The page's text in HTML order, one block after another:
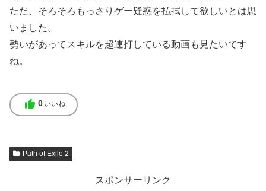
ただ、そろそろもっさりゲー疑惑を払拭して欲しいとは思
いました。
勢いがあってスキルを超連打している動画も見たいです
ね。
thumb_up 0 いいね
Path of Exile 2
スポンサーリンク